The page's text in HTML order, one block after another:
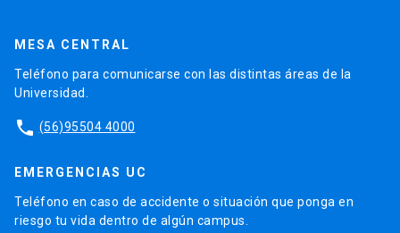
MESA CENTRAL
Teléfono para comunicarse con las distintas áreas de la
Universidad.
phone (56)95504 4000
EMERGENCIAS UC
Teléfono en caso de accidente o situación que ponga en
riesgo tu vida dentro de algún campus.